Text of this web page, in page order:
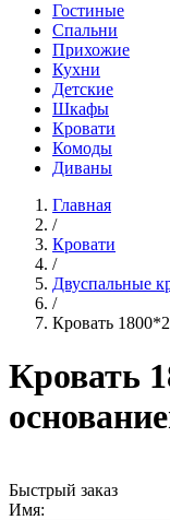
Гостиные
Спальни
Прихожие
Кухни
Детские
Шкафы
Кровати
Комоды
Диваны
Главная
/
Кровати
/
Двуспальные
/
Кровать
Кровать
Быстрый заказ
Имя: